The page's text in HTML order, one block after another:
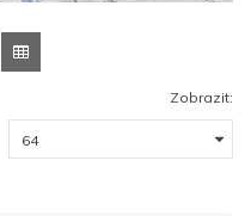
Zobrazit: